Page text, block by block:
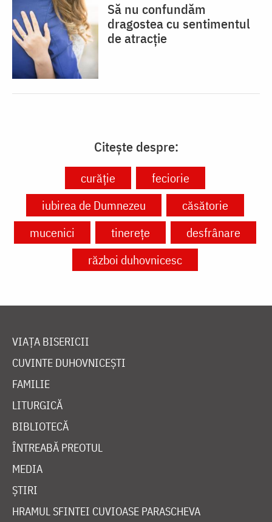
Să nu confundăm
dragostea cu sentimentul
de atracție
Citește despre:
curăție
feciorie
iubirea de Dumnezeu
căsătorie
mucenici
tinerețe
desfrânare
război duhovnicesc
VIAȚA BISERICII
CUVINTE DUHOVNICEȘTI
FAMILIE
LITURGICĂ
BIBLIOTECĂ
ÎNTREABĂ PREOTUL
MEDIA
ȘTIRI
HRAMUL SFINTEI CUVIOASE PARASCHEVA